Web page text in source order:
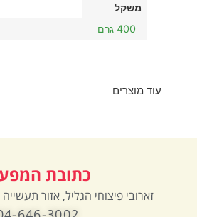
משקל
400 גרם
עוד מוצרים
כתובת
זארובי פיצוחי הגליל, אזור